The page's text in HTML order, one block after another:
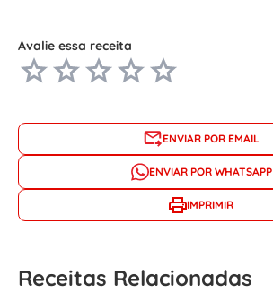
Avalie essa receita
ENVIAR POR EMAIL
ENVIAR POR WHATSAPP
IMPRIMIR
Receitas Relacionadas